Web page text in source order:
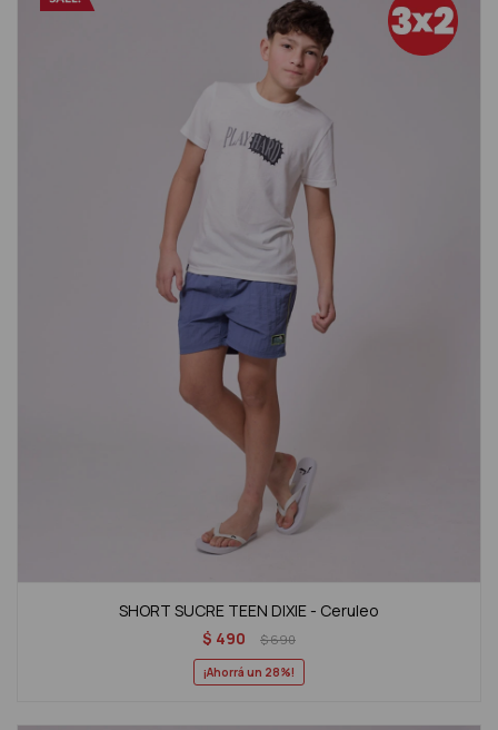
SHORT SUCRE TEEN DIXIE - Ceruleo
$ 490 $690
28